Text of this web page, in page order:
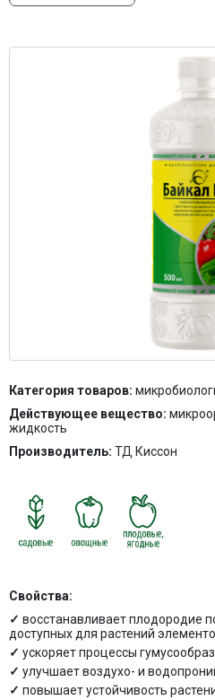
Контакты
Категория товаров:
Действующее вещество:
жидкость
Производитель: ТД Киссон
Свойства:
восстанавливает плодородие
доступных для растений
ускоряет процессы
улучшает воздухо- и
повышает устойчивость